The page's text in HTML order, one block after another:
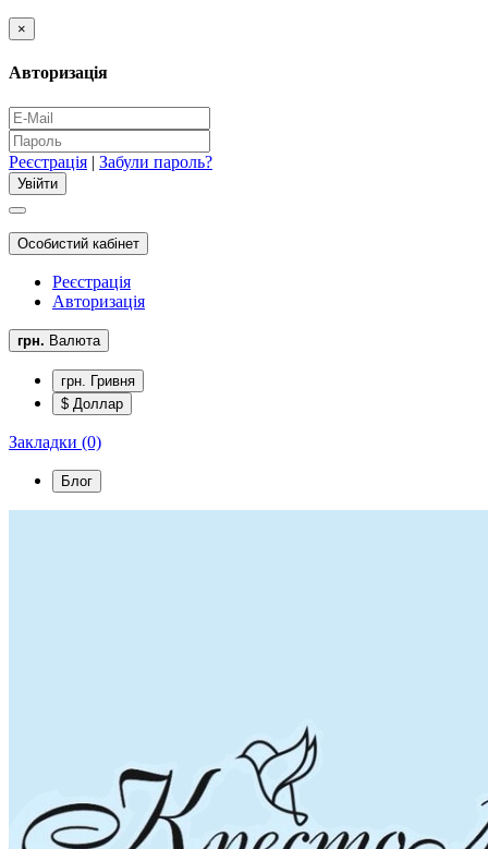
×
Авторизація
Реєстрація | Забули пароль?
Особистий кабінет
Реєстрація
Авторизація
грн. Валюта
грн. Гривня
$ Доллар
Закладки (0)
Блог